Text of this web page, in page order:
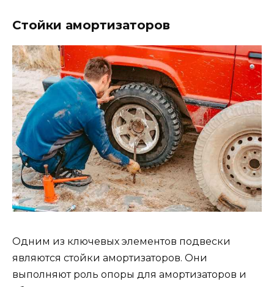
Стойки амортизаторов
Одним из ключевых элементов подвески
являются стойки амортизаторов. Они
выполняют роль опоры для амортизаторов и